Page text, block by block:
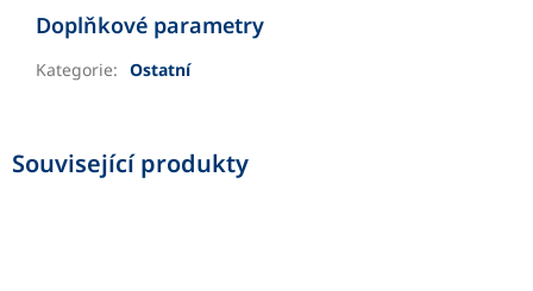
Související produkty
Doplňkové parametry
Kategorie: Ostatní